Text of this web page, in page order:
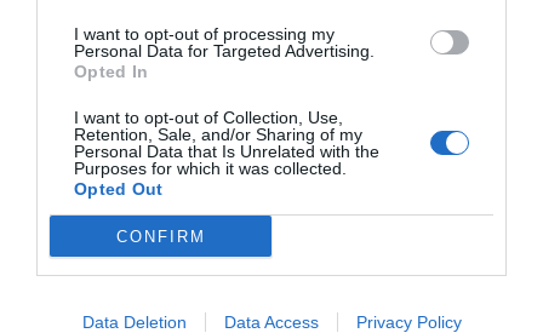
I want to opt-out of processing my
Personal Data for Targeted Advertising.
Opted In
I want to opt-out of Collection, Use,
Retention, Sale, and/or Sharing of my
Personal Data that Is Unrelated with the
Purposes for which it was collected.
Opted Out
CONFIRM
Data Deletion Data Access Privacy Policy